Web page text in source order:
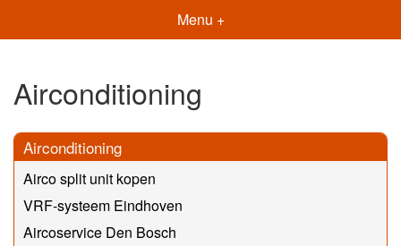
Menu +
Airconditioning
Airconditioning
Airco split unit kopen
VRF-systeem Eindhoven
Aircoservice Den Bosch